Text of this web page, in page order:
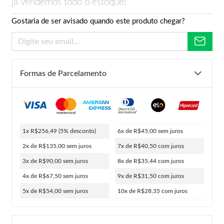
já vendemos todo o estoque!
Gostaria de ser avisado quando este produto chegar?
Formas de Parcelamento
1x R$256,49 (5% desconto)
2x de R$135,00 sem juros
3x de R$90,00 sem juros
4x de R$67,50 sem juros
5x de R$54,00 sem juros
6x de R$45,00 sem juros
7x de R$40,50 com juros
8x de R$35,44 com juros
9x de R$31,50 com juros
10x de R$28,35 com juros